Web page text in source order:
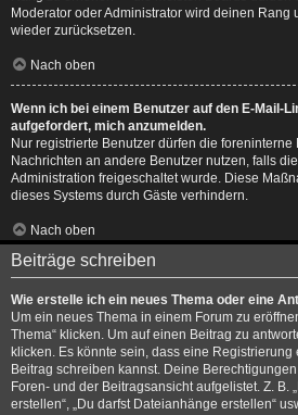
Moderator oder Administrator wird deinen Rang
wieder zurücksetzen.
Nach oben
Wenn ich bei einem Benutzer auf den E-Mail-
aufgefordert, mich anzumelden.
Nur registrierte Benutzer dürfen die foreninterne
Nachrichten an andere Benutzer nutzen, falls
Administration freigeschaltet wurde. Diese
dieses Systems durch Gäste verhindern.
Nach oben
Beiträge schreiben
Wie erstelle ich ein neues Thema oder eine
Um ein neues Thema in einem Forum zu
Thema“ klicken. Um auf einen Beitrag zu
klicken. Es könnte sein, dass eine
Beitrag schreiben kannst. Deine
Foren- und der Beitragsansicht aufgelistet. Z. B.
erstellen“, „Du darfst Dateianhänge erstellen“